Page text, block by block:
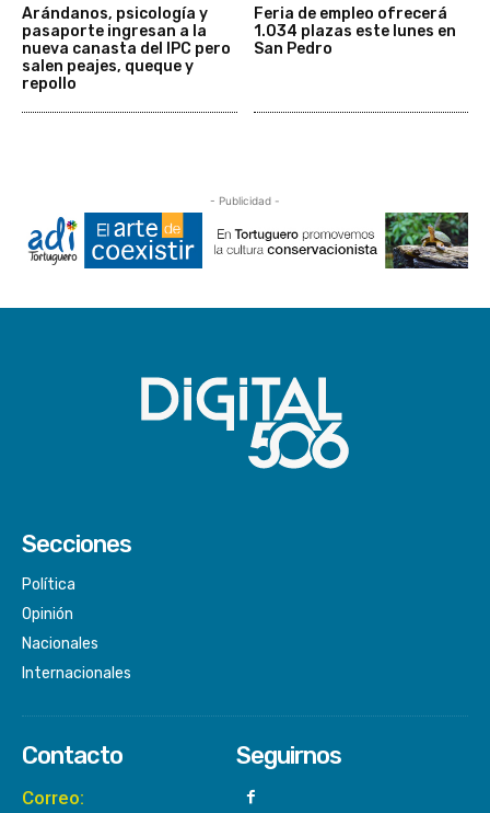
Arándanos, psicología y
pasaporte ingresan a la
nueva canasta del IPC pero
salen peajes, queque y
repollo
Feria de empleo ofrecerá
1.034 plazas este lunes en
San Pedro
- Publicidad -
Secciones
Política
Opinión
Nacionales
Internacionales
Contacto
Correo:
Seguirnos